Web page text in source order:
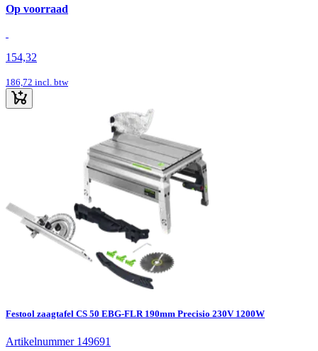
Op voorraad
154,32
186,72 incl. btw
Festool zaagtafel CS 50 EBG-FLR 190mm Precisio 230V 1200W
Artikelnummer 149691